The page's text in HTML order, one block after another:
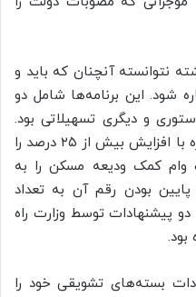
نتوانسته آنچنان که باید و
شود. این برنامه‌ها شامل دو
و دیگری تسهیلاتی بود.
دولت انعقاد قراردادهای تمدید اجاره با افزایش بیش از ۲۵ درصد را
وام کمک ودیعه مسکن را به
بودن رقم آن به تعداد
پیشنهادات توسط وزارت راه
بسته‌های تشویقی خود را